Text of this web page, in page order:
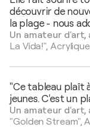
découvrir de
la plage - nous
Un amateur
La Vida!",
"Ce tableau plaît
jeunes. C'est un
Un amateur
"Golden Stream",